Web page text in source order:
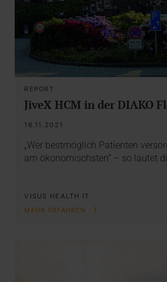
REPORT
JiveX HCM in der DIAKO
16.11.2021
„Wer bestmöglich Patienten
am ökonomischsten“ – so lautet
VISUS HEALTH IT
MEHR ERFAHREN